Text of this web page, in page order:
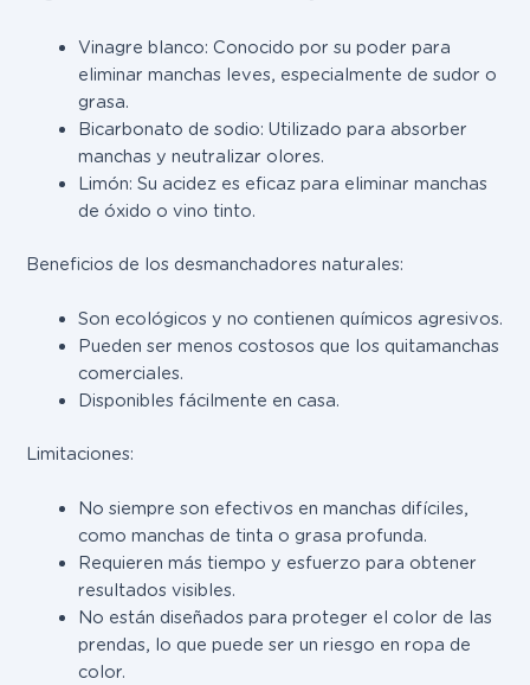
Vinagre blanco: Conocido por su poder para
eliminar manchas leves, especialmente de sudor o
grasa.
Bicarbonato de sodio: Utilizado para absorber
manchas y neutralizar olores.
Limón: Su acidez es eficaz para eliminar manchas
de óxido o vino tinto.
Beneficios de los desmanchadores naturales:
Son ecológicos y no contienen químicos agresivos.
Pueden ser menos costosos que los quitamanchas
comerciales.
Disponibles fácilmente en casa.
Limitaciones:
No siempre son efectivos en manchas difíciles,
como manchas de tinta o grasa profunda.
Requieren más tiempo y esfuerzo para obtener
resultados visibles.
No están diseñados para proteger el color de las
prendas, lo que puede ser un riesgo en ropa de
color.